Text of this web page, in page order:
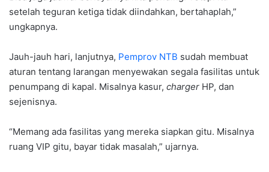
setelah teguran ketiga tidak diindahkan, bertahaplah,”
ungkapnya.
Jauh-jauh hari, lanjutnya, Pemprov NTB sudah membuat
aturan tentang larangan menyewakan segala fasilitas untuk
penumpang di kapal. Misalnya kasur, charger HP, dan
sejenisnya.
“Memang ada fasilitas yang mereka siapkan gitu. Misalnya
ruang VIP gitu, bayar tidak masalah,” ujarnya.